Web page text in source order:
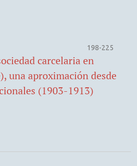
198-225
carcelaria en
una aproximación desde
(1903-1913)